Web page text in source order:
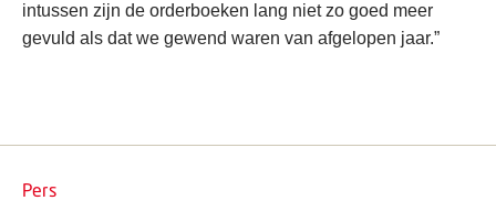
intussen zijn de orderboeken lang niet zo goed meer
gevuld als dat we gewend waren van afgelopen jaar.”
Pers